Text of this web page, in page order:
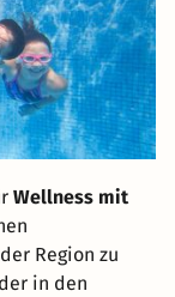
Wellness mit
Region zu
in den